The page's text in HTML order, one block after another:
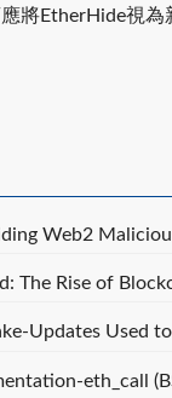
將EtherHide視
Web2
The Rise of
Updates Used
eth_call